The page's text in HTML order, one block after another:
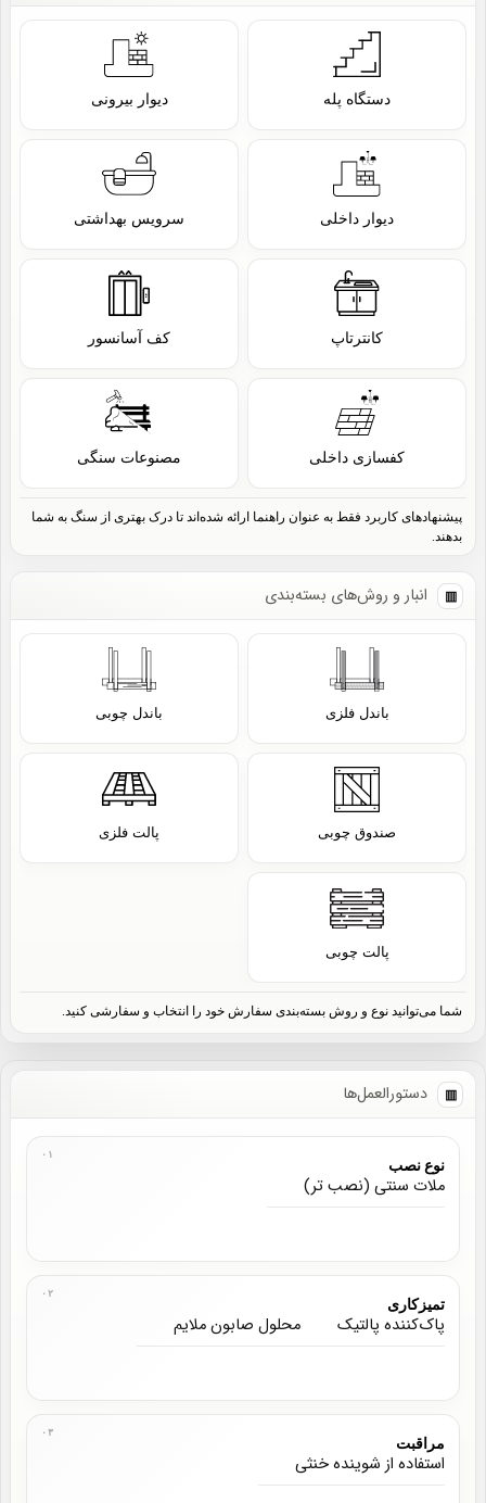
دستگاه پله دیوار بیرونی
دیوار داخلی سرویس بهداشتی
کانترتاپ کف آسانسور
کفسازی داخلی مصنوعات سنگی
پیشنهادهای کاربرد فقط به عنوان راهنما ارائه شده‌اند تا درک بهتری از سنگ به شما
بدهند.
انبار و روش‌های بسته‌بندی
باندل فلزی باندل چوبی
صندوق چوبی پالت فلزی
پالت چوبی
شما می‌توانید نوع و روش بسته‌بندی سفارش خود را انتخاب و سفارشی کنید.
دستورالعمل‌ها
نوع نصب
ملات سنتی (نصب تر)
تمیزکاری
پاک‌کننده پالتیک محلول صابون ملایم
مراقبت
استفاده از شوینده خنثی